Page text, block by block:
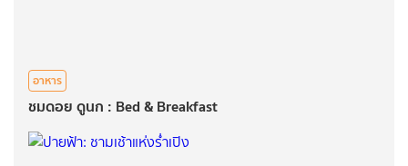
อาหาร
ชมดอย ดูนก : Bed & Breakfast